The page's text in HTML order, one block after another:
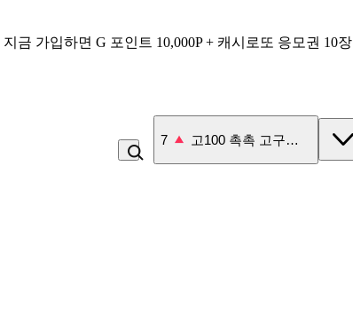
지금 가입하면 G 포인트 10,000P + 캐시로또 응모권 10장
7 고100 촉촉 고구마 스틱